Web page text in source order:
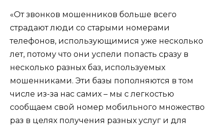
«От звонков мошенников больше всего
страдают люди со старыми номерами
телефонов, использующимися уже несколько
лет, потому что они успели попасть сразу в
несколько разных баз, используемых
мошенниками. Эти базы пополняются в том
числе из-за нас самих – мы с легкостью
сообщаем свой номер мобильного множество
раз в целях получения разных услуг и для